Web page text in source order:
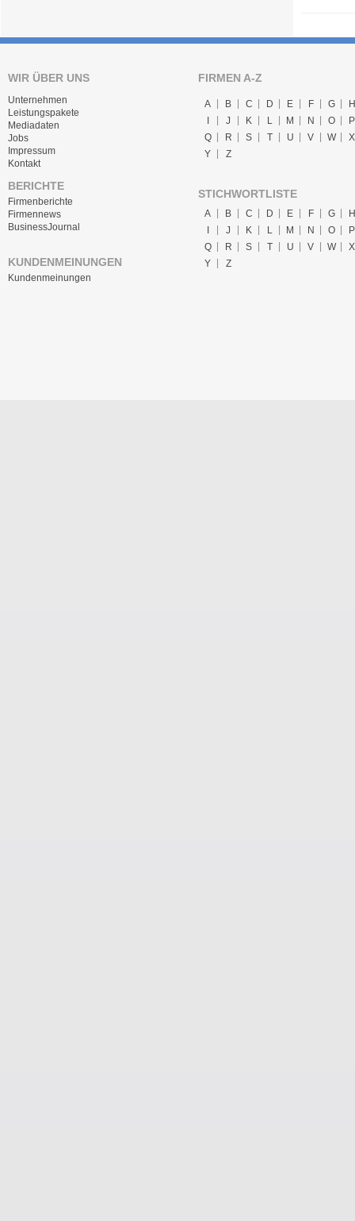
WIR ÜBER UNS
Unternehmen
Leistungspakete
Mediadaten
Jobs
Impressum
Kontakt
BERICHTE
Firmenberichte
Firmennews
BusinessJournal
KUNDENMEINUNGEN
Kundenmeinungen
FIRMEN A-Z
A B C D E F G
H
J K L M N O
P
Q
R S T U V W
X
Y
Z
STICHWORTLISTE
A B C D E F G
H
J K L M N O
P
Q
R S T U V W
X
Y
Z